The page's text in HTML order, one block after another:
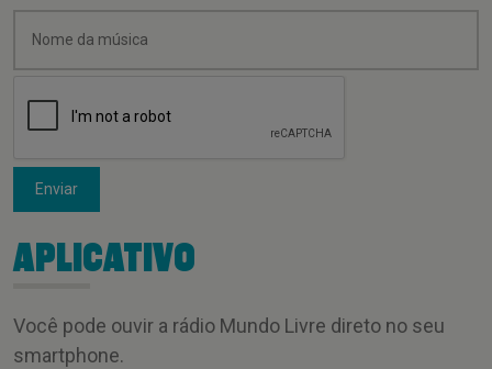
Enviar
APLICATIVO
Você pode ouvir a rádio Mundo Livre direto no seu
smartphone.